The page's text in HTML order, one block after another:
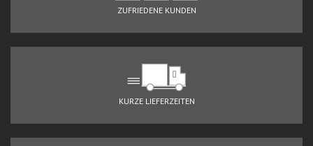
ZUFRIEDENE KUNDEN
KURZE LIEFERZEITEN